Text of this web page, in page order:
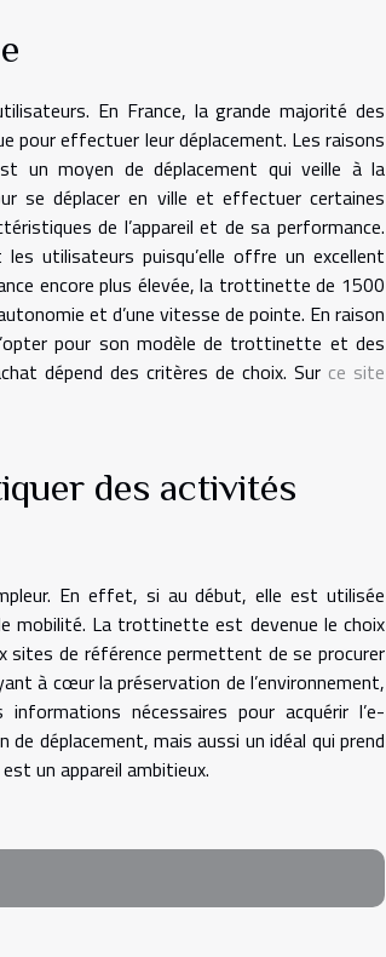
En France, la grande majorité des
pour effectuer leur déplacement. Les raisons
un moyen de déplacement qui veille à la
se déplacer en ville et effectuer certaines
de l’appareil et de sa performance.
utilisateurs puisqu’elle offre un excellent
encore plus élevée, la trottinette de 1500
et d’une vitesse de pointe. En raison
pour son modèle de trottinette et des
dépend des critères de choix. Sur ce site
des activités
En effet, si au début, elle est utilisée
mobilité. La trottinette est devenue le choix
sites de référence permettent de se procurer
à cœur la préservation de l’environnement,
nécessaires pour acquérir l’e-
déplacement, mais aussi un idéal qui prend
un appareil ambitieux.